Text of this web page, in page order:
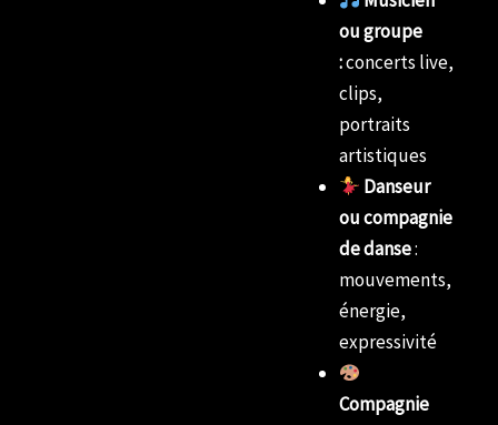
ou groupe
:concerts live,
clips,
portraits
artistiques
Danseur
ou compagnie
de danse:
mouvements,
énergie,
expressivité
Compagnie